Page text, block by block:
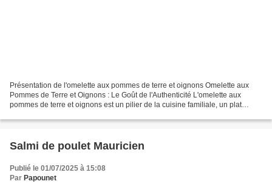
Présentation de l'omelette aux pommes de terre et oignons Omelette aux
Pommes de Terre et Oignons : Le Goût de l'Authenticité L'omelette aux
pommes de terre et oignons est un pilier de la cuisine familiale, un plat
Salmi de poulet Mauricien
Publié le 01/07/2025 à 15:08
Par Papounet